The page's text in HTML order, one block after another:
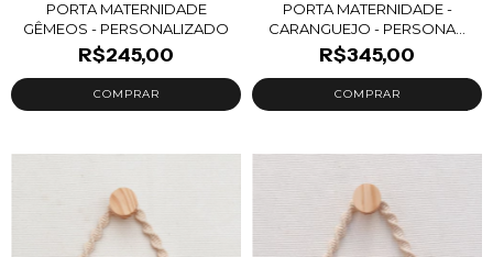
PORTA MATERNIDADE
GÊMEOS - PERSONALIZADO
R$245,00
PORTA MATERNIDADE -
CARANGUEJO - PERSONA...
R$345,00